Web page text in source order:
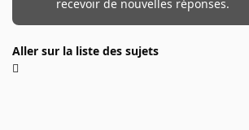
recevoir de nouvelles réponses.
Aller sur la liste des sujets